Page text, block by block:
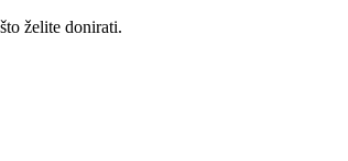
želite donirati.